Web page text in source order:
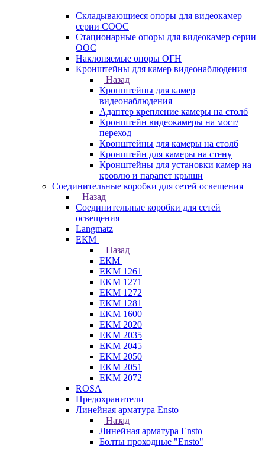
Складывающиеся опоры для видеокамер
серии СООС
Стационарные опоры для видеокамер серии
ООС
Наклоняемые опоры ОГН
Кронштейны для камер видеонаблюдения
Назад
Кронштейны для камер
видеонаблюдения
Адаптер крепление камеры на столб
Кронштейн видеокамеры на мост/
переход
Кронштейны для камеры на столб
Кронштейн для камеры на стену
Кронштейны для установки камер на
кровлю и парапет крыши
Соединительные коробки для сетей освещения
Назад
Соединительные коробки для сетей
освещения
Langmatz
ЕКМ
Назад
ЕКМ
EKM 1261
EKM 1271
EKM 1272
EKM 1281
EKM 1600
EKM 2020
EKM 2035
EKM 2045
EKM 2050
EKM 2051
EKM 2072
ROSA
Предохранители
Линейная арматура Ensto
Назад
Линейная арматура Ensto
Болты проходные "Ensto"